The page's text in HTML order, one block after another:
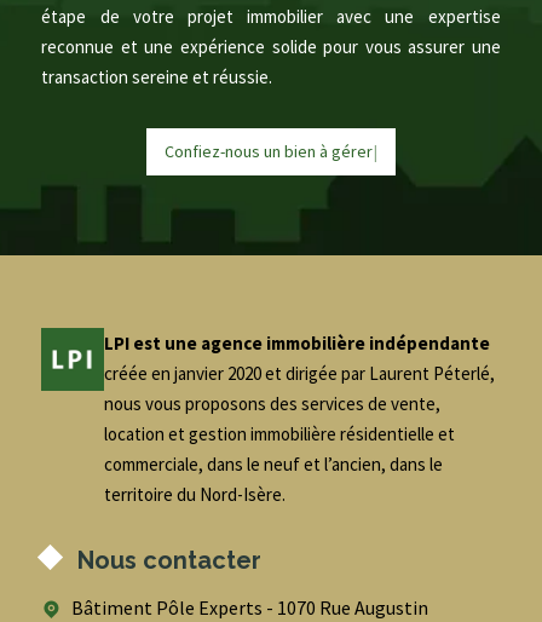
étape de votre projet immobilier avec une expertise
reconnue et une expérience solide pour vous assurer une
transaction sereine et réussie.
Confiez-nous un bien à gérer|
LPI est une agence immobilière indépendante
créée en janvier 2020 et dirigée par Laurent Péterlé,
nous vous proposons des services de vente,
location et gestion immobilière résidentielle et
commerciale, dans le neuf et l’ancien, dans le
territoire du Nord-Isère.
Nous contacter
Bâtiment Pôle Experts - 1070 Rue Augustin